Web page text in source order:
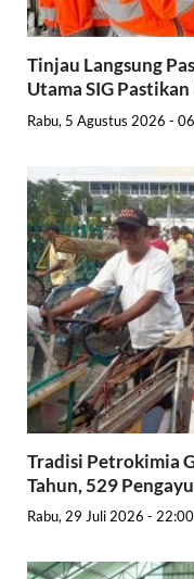
Tinjau Langsung
Utama SIG
Rabu, 5 Agustus 2026 -
Tradisi Petrokimia
Tahun, 529
Rabu, 29 Juli 2026 - 22:00